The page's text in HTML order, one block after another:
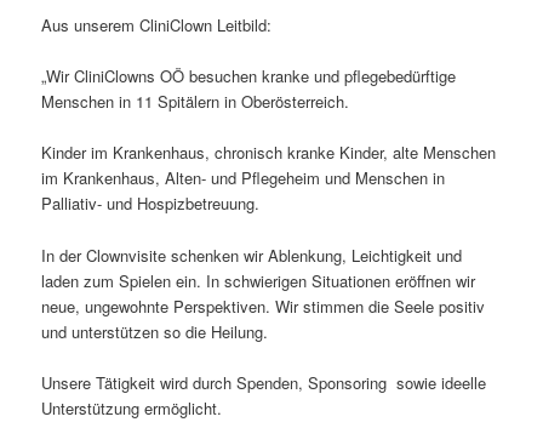
Aus unserem CliniClown Leitbild:
„Wir CliniClowns OÖ besuchen kranke und pflegebedürftige
Menschen in 11 Spitälern in Oberösterreich.
Kinder im Krankenhaus, chronisch kranke Kinder, alte Menschen
im Krankenhaus, Alten- und Pflegeheim und Menschen in
Palliativ- und Hospizbetreuung.
In der Clownvisite schenken wir Ablenkung, Leichtigkeit und
laden zum Spielen ein. In schwierigen Situationen eröffnen wir
neue, ungewohnte Perspektiven. Wir stimmen die Seele positiv
und unterstützen so die Heilung.
Unsere Tätigkeit wird durch Spenden, Sponsoring sowie ideelle
Unterstützung ermöglicht.